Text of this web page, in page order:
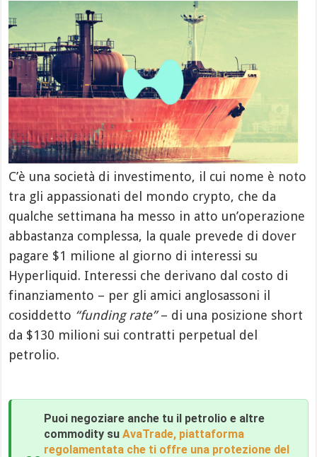
C’è una società di investimento, il cui nome è noto
tra gli appassionati del mondo crypto, che da
qualche settimana ha messo in atto un’operazione
abbastanza complessa, la quale prevede di dover
pagare $1 milione al giorno di interessi su
Hyperliquid. Interessi che derivano dal costo di
finanziamento – per gli amici anglosassoni il
cosiddetto “funding rate”– di una posizione short
da $130 milioni sui contratti perpetual del
petrolio.
Puoi negoziare anche tu il petrolio e altre
commodity su AvaTrade, piattaforma
regolamentata che ti offre una protezione del